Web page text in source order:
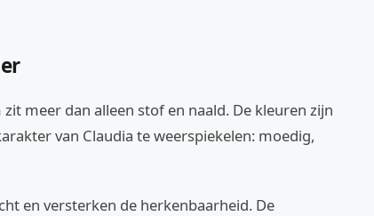
meer dan alleen stof en naald. De kleuren zijn
van Claudia te weerspiekelen: moedig,
en versterken de herkenbaarheid. De